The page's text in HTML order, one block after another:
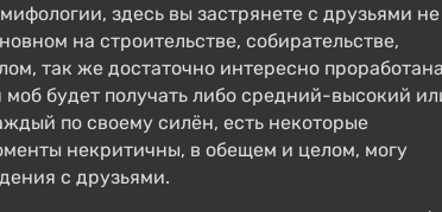
здесь вы застрянете с друзьями не
на строительстве, собирательстве,
так же достаточно интересно
будет получать либо средний-высокий
по своему силён, есть некоторые
некритичны, в обещем и целом, могу
с друзьями.